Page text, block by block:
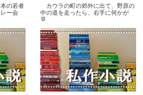
の若者
ー会
カウラの町の郊外に出て、野原の
中の道を走ったら、右手に何かが
見.....